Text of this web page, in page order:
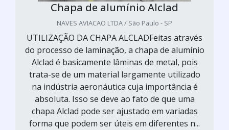
Chapa de alumínio Alclad
NAVES AVIACAO LTDA / São Paulo - SP
UTILIZAÇÃO DA CHAPA ALCLADFeitas através
do processo de laminação, a chapa de alumínio
Alclad é basicamente lâminas de metal, pois
trata-se de um material largamente utilizado
na indústria aeronáutica cuja importância é
absoluta. Isso se deve ao fato de que uma
chapa Alclad pode ser ajustado em variadas
forma que podem ser úteis em diferentes n...